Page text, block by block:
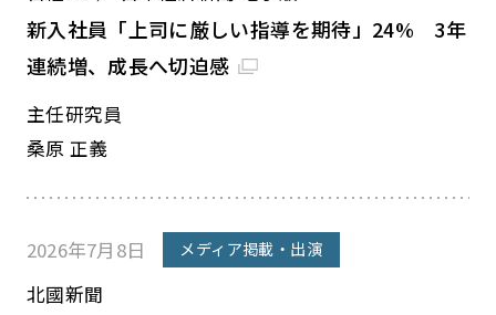
新入社員「上司に厳しい指導を期待」24% 3年
連続増、成長へ切迫感
主任研究員
桑原 正義
2026年7月8日 メディア掲載・出演
北國新聞